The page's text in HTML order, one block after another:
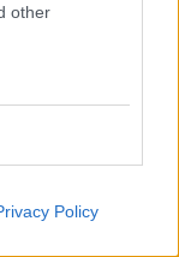
other
Policy